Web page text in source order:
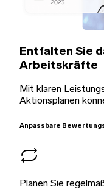
Entfalten Sie
Arbeitskräfte
Mit klaren
Aktionsplänen
Anpassbare
Planen Sie